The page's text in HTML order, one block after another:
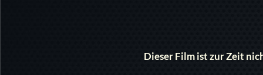
Dieser Film ist zur Zeit